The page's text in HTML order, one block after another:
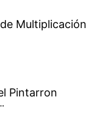
Multiplicación
Pintarron